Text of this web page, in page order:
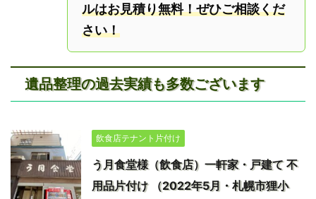
ルはお見積り無料！ぜひご相談くだ
さい！
遺品整理の過去実績も多数ございます
飲食店テナント片付け
う月食堂様（飲食店）一軒家・戸建て 不
用品片付け （2022年5月・札幌市狸小